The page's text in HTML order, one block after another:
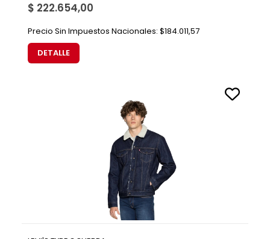
$ 222.654,00
Precio Sin Impuestos Nacionales: $184.011,57
DETALLE